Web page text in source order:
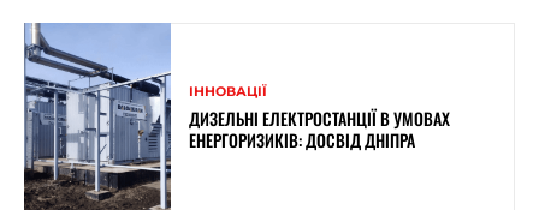
ІННОВАЦІЇ
ДИЗЕЛЬНІ ЕЛЕКТРОСТАНЦІЇ В УМОВАХ
ЕНЕРГОРИЗИКІВ: ДОСВІД ДНІПРА